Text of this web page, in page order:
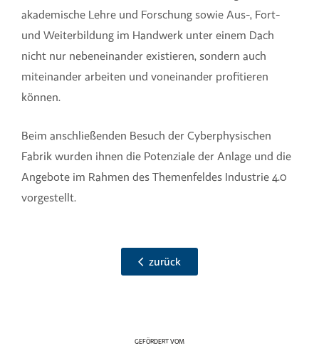
akademische Lehre und Forschung sowie Aus-, Fort-
und Weiterbildung im Handwerk unter einem Dach
nicht nur nebeneinander existieren, sondern auch
miteinander arbeiten und voneinander profitieren
können.
Beim anschließenden Besuch der Cyberphysischen
Fabrik wurden ihnen die Potenziale der Anlage und die
Angebote im Rahmen des Themenfeldes Industrie 4.0
vorgestellt.
zurück
GEFÖRDERT VOM